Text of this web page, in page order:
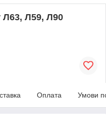
Л63, Л59, Л90
Оплата Умови